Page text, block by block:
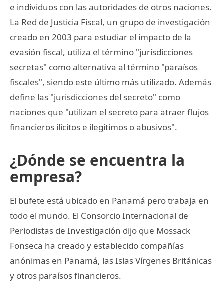
e individuos con las autoridades de otros naciones.
La Red de Justicia Fiscal, un grupo de investigación
creado en 2003 para estudiar el impacto de la
evasión fiscal, utiliza el término "jurisdicciones
secretas" como alternativa al término "paraísos
fiscales", siendo este último más utilizado. Además
define las "jurisdicciones del secreto" como
naciones que "utilizan el secreto para atraer flujos
financieros ilícitos e ilegítimos o abusivos".
¿Dónde se encuentra la
empresa?
El bufete está ubicado en Panamá pero trabaja en
todo el mundo. El Consorcio Internacional de
Periodistas de Investigación dijo que Mossack
Fonseca ha creado y establecido compañías
anónimas en Panamá, las Islas Vírgenes Británicas
y otros paraísos financieros.